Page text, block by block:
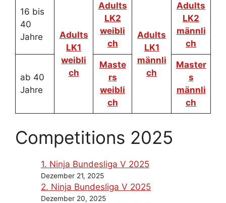
16 bis
40
Jahre
Adults
LK1
weibli
ch
Adults
LK2
weibli
ch
Adults
LK1
männli
ch
Adults
LK2
männli
ch
ab 40
Jahre
Maste
rs
weibli
ch
Master
s
männli
ch
Competitions 2025
1. Ninja Bundesliga V 2025
Dezember 21, 2025
2. Ninja Bundesliga V 2025
Dezember 20, 2025